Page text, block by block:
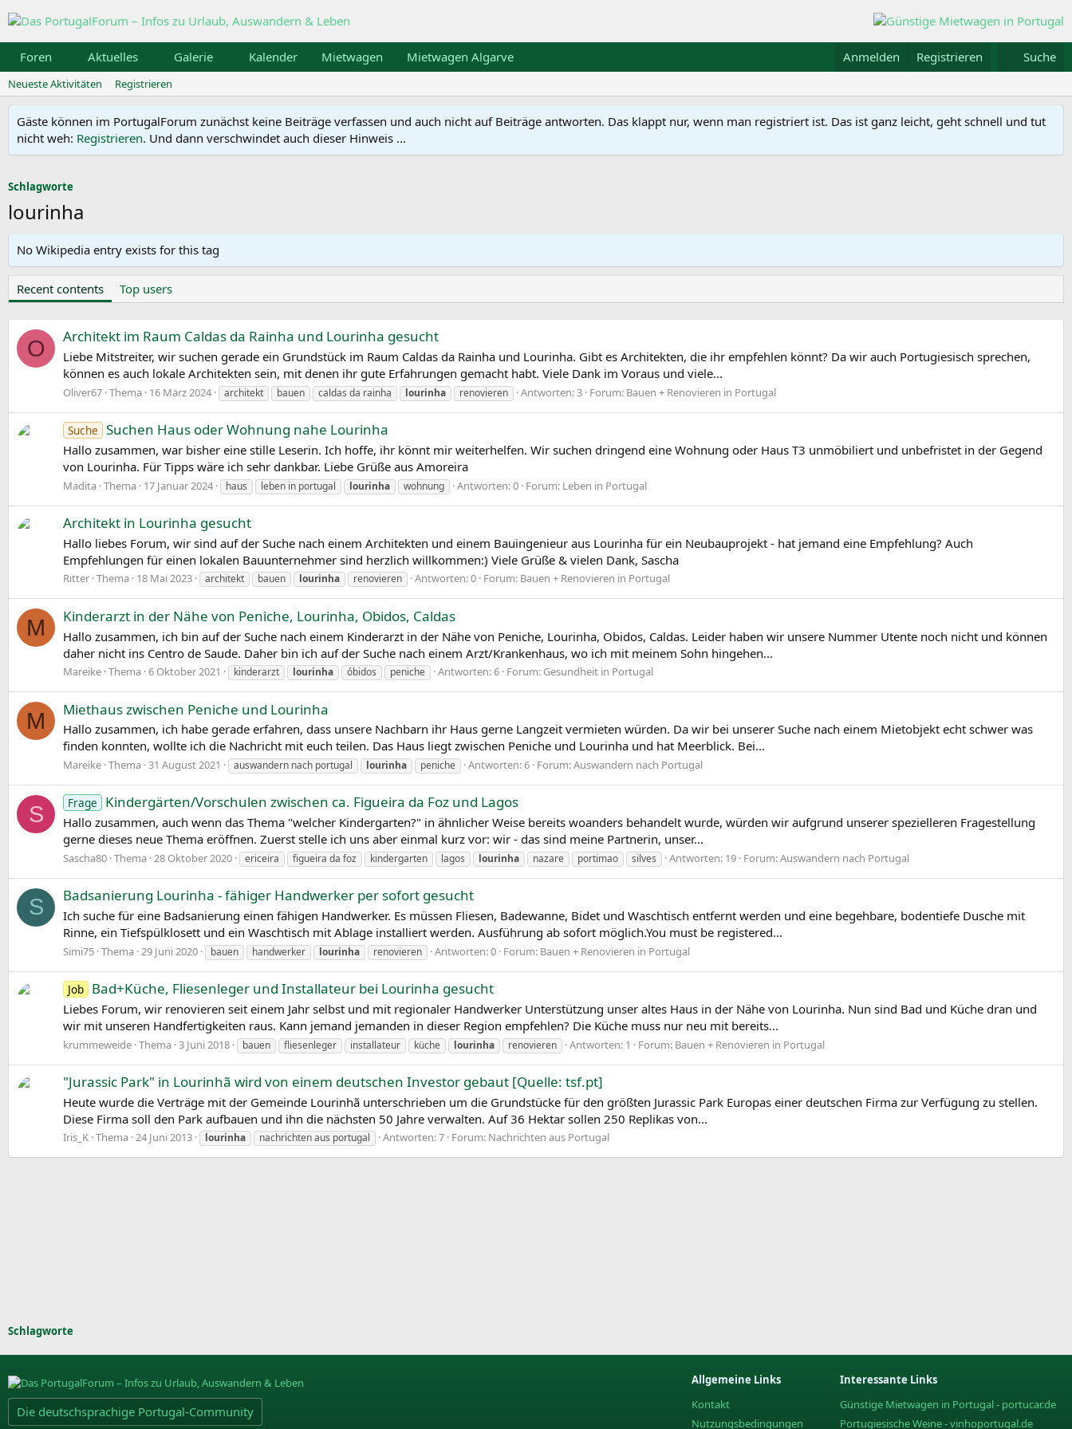
Foren Aktuelles Galerie Kalender Mietwagen Mietwagen Algarve Anmelden Registrieren Suche
Neueste Aktivitäten Registrieren
Gäste können im PortugalForum zunächst keine Beiträge verfassen und auch nicht auf Beiträge antworten. Das klappt nur, wenn man registriert ist. Das ist ganz leicht, geht schnell und tut
nicht weh: Registrieren. Und dann verschwindet auch dieser Hinweis ...
Schlagworte
lourinha
No Wikipedia entry exists for this tag
Recent contents Top users
O Architekt im Raum Caldas da Rainha und Lourinha gesucht
Liebe Mitstreiter, wir suchen gerade ein Grundstück im Raum Caldas da Rainha und Lourinha. Gibt es Architekten, die ihr empfehlen könnt? Da wir auch Portugiesisch sprechen,
können es auch lokale Architekten sein, mit denen ihr gute Erfahrungen gemacht habt. Viele Dank im Voraus und viele...
Oliver67 Thema 16 März 2024 architekt bauen caldas da rainha lourinha renovieren Antworten: 3 Forum: Bauen + Renovieren in Portugal
Suche Suchen Haus oder Wohnung nahe Lourinha
Hallo zusammen, war bisher eine stille Leserin. Ich hoffe, ihr könnt mir weiterhelfen. Wir suchen dringend eine Wohnung oder Haus T3 unmöbiliert und unbefristet in der Gegend
von Lourinha. Für Tipps wäre ich sehr dankbar. Liebe Grüße aus Amoreira
Madita Thema 17 Januar 2024 haus leben in portugal lourinha wohnung Antworten: 0 Forum: Leben in Portugal
Architekt in Lourinha gesucht
Hallo liebes Forum, wir sind auf der Suche nach einem Architekten und einem Bauingenieur aus Lourinha für ein Neubauprojekt - hat jemand eine Empfehlung? Auch
Empfehlungen für einen lokalen Bauunternehmer sind herzlich willkommen:) Viele Grüße & vielen Dank, Sascha
Ritter Thema 18 Mai 2023 architekt bauen lourinha renovieren Antworten: 0 Forum: Bauen + Renovieren in Portugal
M Kinderarzt in der Nähe von Peniche, Lourinha, Obidos, Caldas
Hallo zusammen, ich bin auf der Suche nach einem Kinderarzt in der Nähe von Peniche, Lourinha, Obidos, Caldas. Leider haben wir unsere Nummer Utente noch nicht und können
daher nicht ins Centro de Saude. Daher bin ich auf der Suche nach einem Arzt/Krankenhaus, wo ich mit meinem Sohn hingehen...
Mareike Thema 6 Oktober 2021 kinderarzt lourinha óbidos peniche Antworten: 6 Forum: Gesundheit in Portugal
M Miethaus zwischen Peniche und Lourinha
Hallo zusammen, ich habe gerade erfahren, dass unsere Nachbarn ihr Haus gerne Langzeit vermieten würden. Da wir bei unserer Suche nach einem Mietobjekt echt schwer was
finden konnten, wollte ich die Nachricht mit euch teilen. Das Haus liegt zwischen Peniche und Lourinha und hat Meerblick. Bei...
Mareike Thema 31 August 2021 auswandern nach portugal lourinha peniche Antworten: 6 Forum:Auswandern nach Portugal
S Frage Kindergärten/Vorschulen zwischen ca. Figueira da Foz und Lagos
Hallo zusammen, auch wenn das Thema "welcher Kindergarten?" in ähnlicher Weise bereits woanders behandelt wurde, würden wir aufgrund unserer spezielleren Fragestellung
gerne dieses neue Thema eröffnen. Zuerst stelle ich uns aber einmal kurz vor: wir - das sind meine Partnerin, unser...
Sascha80 Thema 28 Oktober 2020 ericeira figueira da foz kindergarten lagos lourinha nazare portimao silves Antworten: 19 Forum:Auswandern nach Portugal
S Badsanierung Lourinha - fähiger Handwerker per sofort gesucht
Ich suche für eine Badsanierung einen fähigen Handwerker. Es müssen Fliesen, Badewanne, Bidet und Waschtisch entfernt werden und eine begehbare, bodentiefe Dusche mit
Rinne, ein Tiefspülklosett und ein Waschtisch mit Ablage installiert werden. Ausführung ab sofort möglich.You must be registered...
Simi75 Thema 29 Juni 2020 bauen handwerker lourinha renovieren Antworten: 0 Forum: Bauen + Renovieren in Portugal
Job Bad+Küche, Fliesenleger und Installateur bei Lourinha gesucht
Liebes Forum, wir renovieren seit einem Jahr selbst und mit regionaler Handwerker Unterstützung unser altes Haus in der Nähe von Lourinha. Nun sind Bad und Küche dran und
wir mit unseren Handfertigkeiten raus. Kann jemand jemanden in dieser Region empfehlen? Die Küche muss nur neu mit bereits...
krummeweide Thema 3 Juni 2018 bauen fliesenleger installateur küche lourinha renovieren Antworten: 1 Forum: Bauen + Renovieren in Portugal
"Jurassic Park" in Lourinhã wird von einem deutschen Investor gebaut [Quelle: tsf.pt]
Heute wurde die Verträge mit der Gemeinde Lourinhã unterschrieben um die Grundstücke für den größten Jurassic Park Europas einer deutschen Firma zur Verfügung zu stellen.
Diese Firma soll den Park aufbauen und ihn die nächsten 50 Jahre verwalten. Auf 36 Hektar sollen 250 Replikas von...
Iris_K Thema 24 Juni 2013 lourinha nachrichten aus portugal Antworten: 7 Forum: Nachrichten aus Portugal
Schlagworte
Die deutschsprachige Portugal-Community
Allgemeine Links
Kontakt
Nutzungsbedingungen
Interessante Links
Günstige Mietwagen in Portugal - portucar.de
Portugiesische Weine - vinhoportugal.de